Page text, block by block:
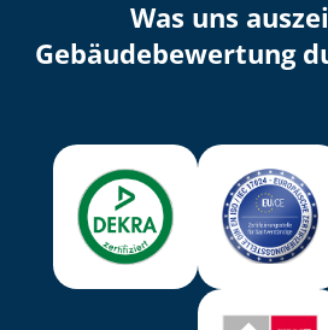
Was uns
Ge­bäu­de­be­wer­tung